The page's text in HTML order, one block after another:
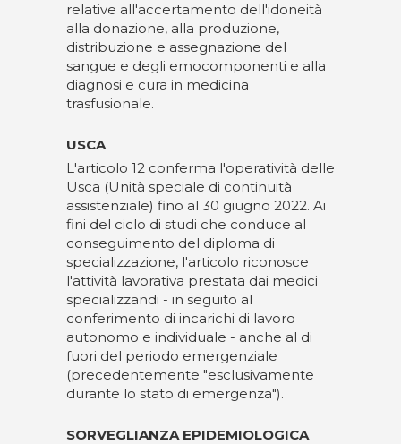
relative all'accertamento dell'idoneità
alla donazione, alla produzione,
distribuzione e assegnazione del
sangue e degli emocomponenti e alla
diagnosi e cura in medicina
trasfusionale.
USCA
L'articolo 12 conferma l'operatività delle
Usca (Unità speciale di continuità
assistenziale) fino al 30 giugno 2022. Ai
fini del ciclo di studi che conduce al
conseguimento del diploma di
specializzazione, l'articolo riconosce
l'attività lavorativa prestata dai medici
specializzandi - in seguito al
conferimento di incarichi di lavoro
autonomo e individuale - anche al di
fuori del periodo emergenziale
(precedentemente "esclusivamente
durante lo stato di emergenza").
SORVEGLIANZA EPIDEMIOLOGICA